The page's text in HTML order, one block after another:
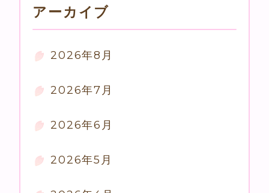
アーカイブ
2026年8月
2026年7月
2026年6月
2026年5月